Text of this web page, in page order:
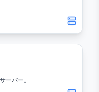
ーバー。